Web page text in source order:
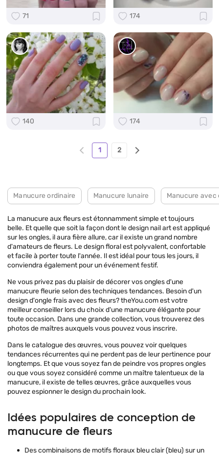
71 174
140 174
1 2
Manucure ordinaire Manucure lunaire Manucure avec
La manucure aux fleurs est étonnamment simple et toujours
belle. Et quelle que soit la façon dont le design nail art est appliqué
sur les ongles, il aura fière allure, car il existe un grand nombre
d'amateurs de fleurs. Le design floral est polyvalent, confortable
et facile à porter toute l'année. Il est idéal pour tous les jours, il
conviendra également pour un événement festif.
Ne vous privez pas du plaisir de décorer vos ongles d'une
manucure fleurie selon des techniques tendances. Besoin d'un
design d'ongle frais avec des fleurs? theYou.com est votre
meilleur conseiller lors du choix d'une manucure élégante pour
toute occasion. Dans une grande collection, vous trouverez des
photos de maîtres auxquels vous pouvez vous inscrire.
Dans le catalogue des œuvres, vous pouvez voir quelques
tendances récurrentes qui ne perdent pas de leur pertinence pour
longtemps. Et que vous soyez fan de peindre vos propres ongles
ou que vous soyez considéré comme un maître talentueux de la
manucure, il existe de telles œuvres, grâce auxquelles vous
pouvez espionner le design du prochain look.
Idées populaires de conception de
manucure de fleurs
Des combinaisons de motifs floraux bleu clair (bleu) sur un